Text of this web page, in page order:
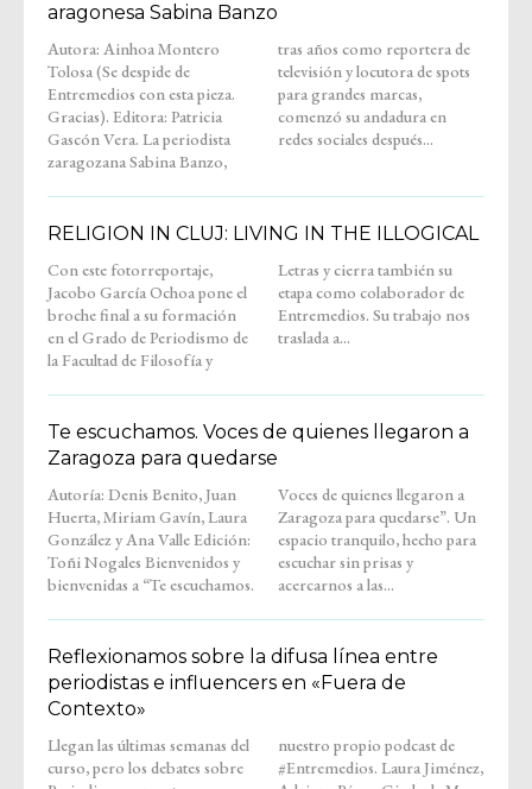
aragonesa Sabina Banzo
Autora: Ainhoa Montero
Tolosa (Se despide de
Entremedios con esta pieza.
Gracias). Editora: Patricia
Gascón Vera. La periodista
zaragozana Sabina Banzo,
tras años como reportera de
televisión y locutora de spots
para grandes marcas,
comenzó su andadura en
redes sociales después...
RELIGION IN CLUJ: LIVING IN THE ILLOGICAL
Con este fotorreportaje,
Jacobo García Ochoa pone el
broche final a su formación
en el Grado de Periodismo de
la Facultad de Filosofía y
Letras y cierra también su
etapa como colaborador de
Entremedios. Su trabajo nos
traslada a...
Te escuchamos. Voces de quienes llegaron a
Zaragoza para quedarse
Autoría: Denis Benito, Juan
Huerta, Miriam Gavín, Laura
González y Ana Valle Edición:
Toñi Nogales Bienvenidos y
bienvenidas a “Te escuchamos.
Voces de quienes llegaron a
Zaragoza para quedarse”. Un
espacio tranquilo, hecho para
escuchar sin prisas y
acercarnos a las...
Reflexionamos sobre la difusa línea entre
periodistas e influencers en «Fuera de
Contexto»
Llegan las últimas semanas del
curso, pero los debates sobre
nuestro propio podcast de
#Entremedios. Laura Jiménez,